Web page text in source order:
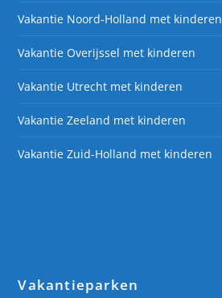
Vakantie Noord-Holland met kinderen
Vakantie Overijssel met kinderen
Vakantie Utrecht met kinderen
Vakantie Zeeland met kinderen
Vakantie Zuid-Holland met kinderen
Vakantieparken